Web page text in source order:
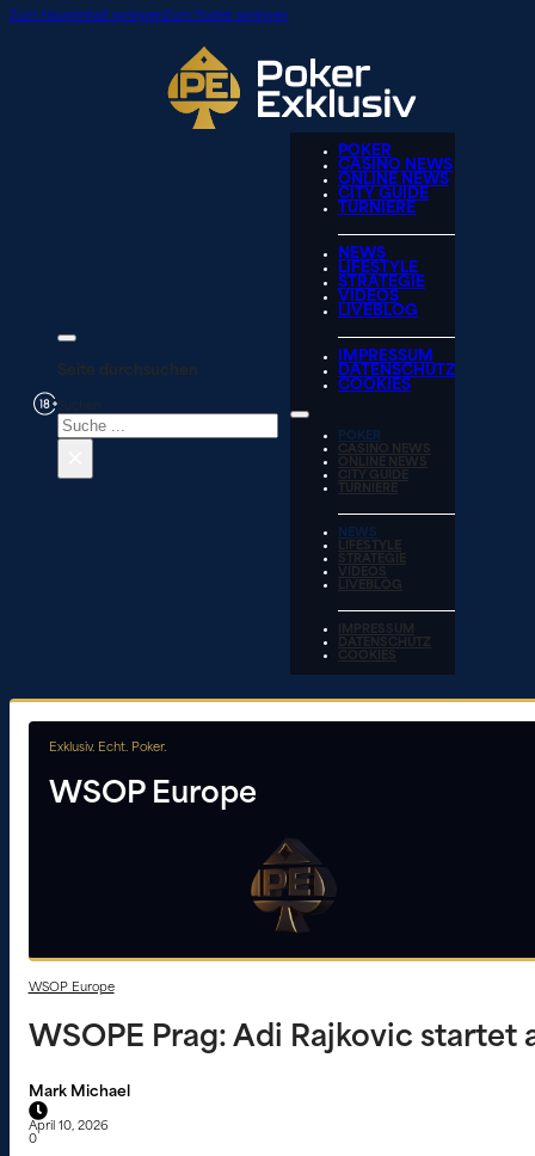
Zum Hauptinhalt springenZum Footer springen
Seite durchsuchen
POKER
CASINO NEWS
ONLINE NEWS
CITY GUIDE
TURNIERE
NEWS
LIFESTYLE
STRATEGIE
VIDEOS
LIVEBLOG
IMPRESSUM
DATENSCHUTZ
COOKIES
POKER
CASINO NEWS
ONLINE NEWS
CITY GUIDE
TURNIERE
NEWS
LIFESTYLE
STRATEGIE
VIDEOS
LIVEBLOG
IMPRESSUM
DATENSCHUTZ
COOKIES
Exklusiv. Echt. Poker.
WSOP Europe
WSOP Europe
WSOPE Prag: Adi Rajkovic
Mark Michael
April 10, 2026
0